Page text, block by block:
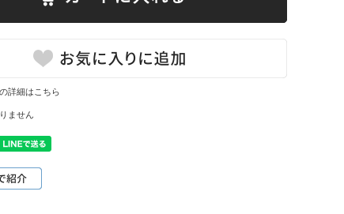
詳細はこちら
ません